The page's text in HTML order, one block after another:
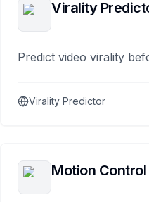
Virality
Predict video virality
Virality Predictor
Motion Control